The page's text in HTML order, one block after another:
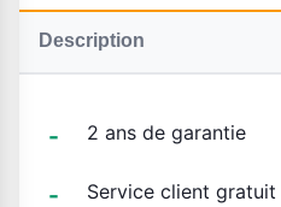
Description
2 ans de garantie
Service client gratuit